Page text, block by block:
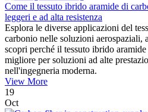
Come il tessuto ibrido aramide di
leggeri e ad alta resistenza
Esplora le diverse applicazioni del
carbonio nelle soluzioni aerospaziali,
scopri perché il tessuto ibrido
migliore per soluzioni ad alte
nell'ingegneria moderna.
View More
19
Oct